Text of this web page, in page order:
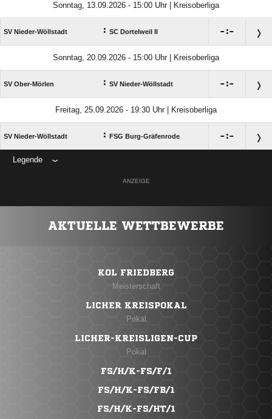
Sonntag, 13.09.2026 - 15:00 Uhr | Kreisoberliga
SV Nieder-Wöllstadt : SC Dortelweil II :
Sonntag, 20.09.2026 - 15:00 Uhr | Kreisoberliga
SV Ober-Mörlen : SV Nieder-Wöllstadt :
Freitag, 25.09.2026 - 19:30 Uhr | Kreisoberliga
SV Nieder-Wöllstadt : FSG Burg-Gräfenrode :
Legende
ANZEIGE
AKTUELLE WETTBEWERBE
KOL FRIEDBERG
Meisterschaft
LICHER KREISPOKAL
Pokal
LICHER-KREISLIGEN-CUP
Pokal
FS/H/K-FS/F/1
FS/H/K-FS/FB/1
FS/H/K-FS/HT/1